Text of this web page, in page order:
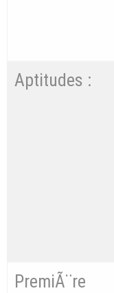
Aptitudes :
PremiÃ¨re